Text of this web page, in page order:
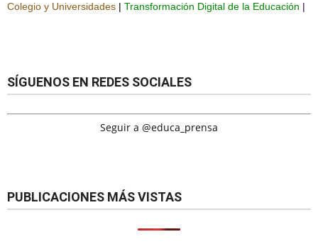
Colegio y Universidades | Transformación Digital de la Educación |
SÍGUENOS EN REDES SOCIALES
Seguir a @educa_prensa
PUBLICACIONES MÁS VISTAS